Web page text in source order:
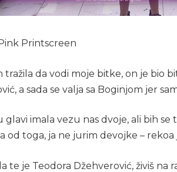
Printscreen
tražila da vodi moje bitke, on je bio
a sada se valja sa Boginjom jer
glavi imala vezu nas dvoje, ali bih
od toga, ja ne jurim devojke – rekoa
te je Teodora Džehverović, živiš